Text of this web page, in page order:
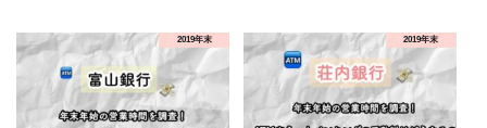
2019年末 2019年末